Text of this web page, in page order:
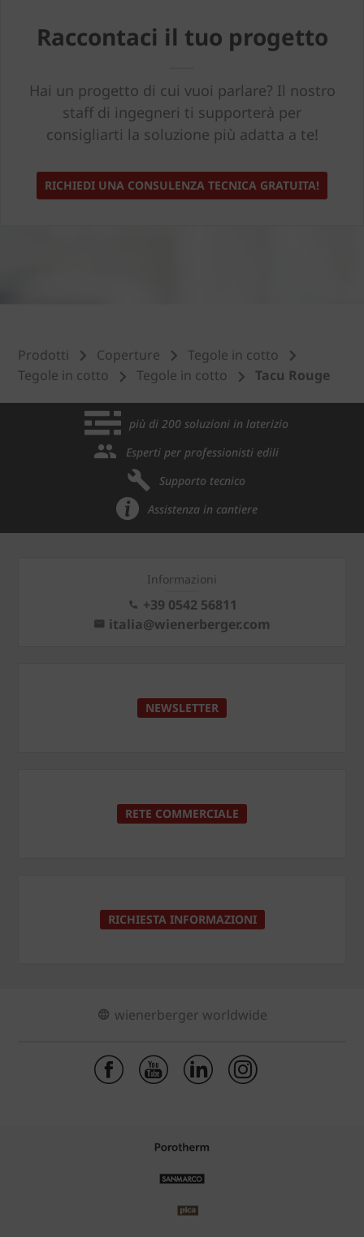
Raccontaci il tuo progetto
Hai un progetto di cui vuoi parlare? Il nostro
staff di ingegneri ti supporterà per
consigliarti la soluzione più adatta a te!
RICHIEDI UNA CONSULENZA TECNICA GRATUITA!
Prodotti Coperture
Tegole in cotto
Tegole in cotto
Tegole in cotto Tacu Rouge
più di 200 soluzioni in laterizio
Esperti per professionisti edili
Supporto tecnico
Assistenza in cantiere
Informazioni
+39 0542 56811
italia@wienerberger.com
NEWSLETTER
RETE COMMERCIALE
RICHIESTA INFORMAZIONI
wienerberger worldwide